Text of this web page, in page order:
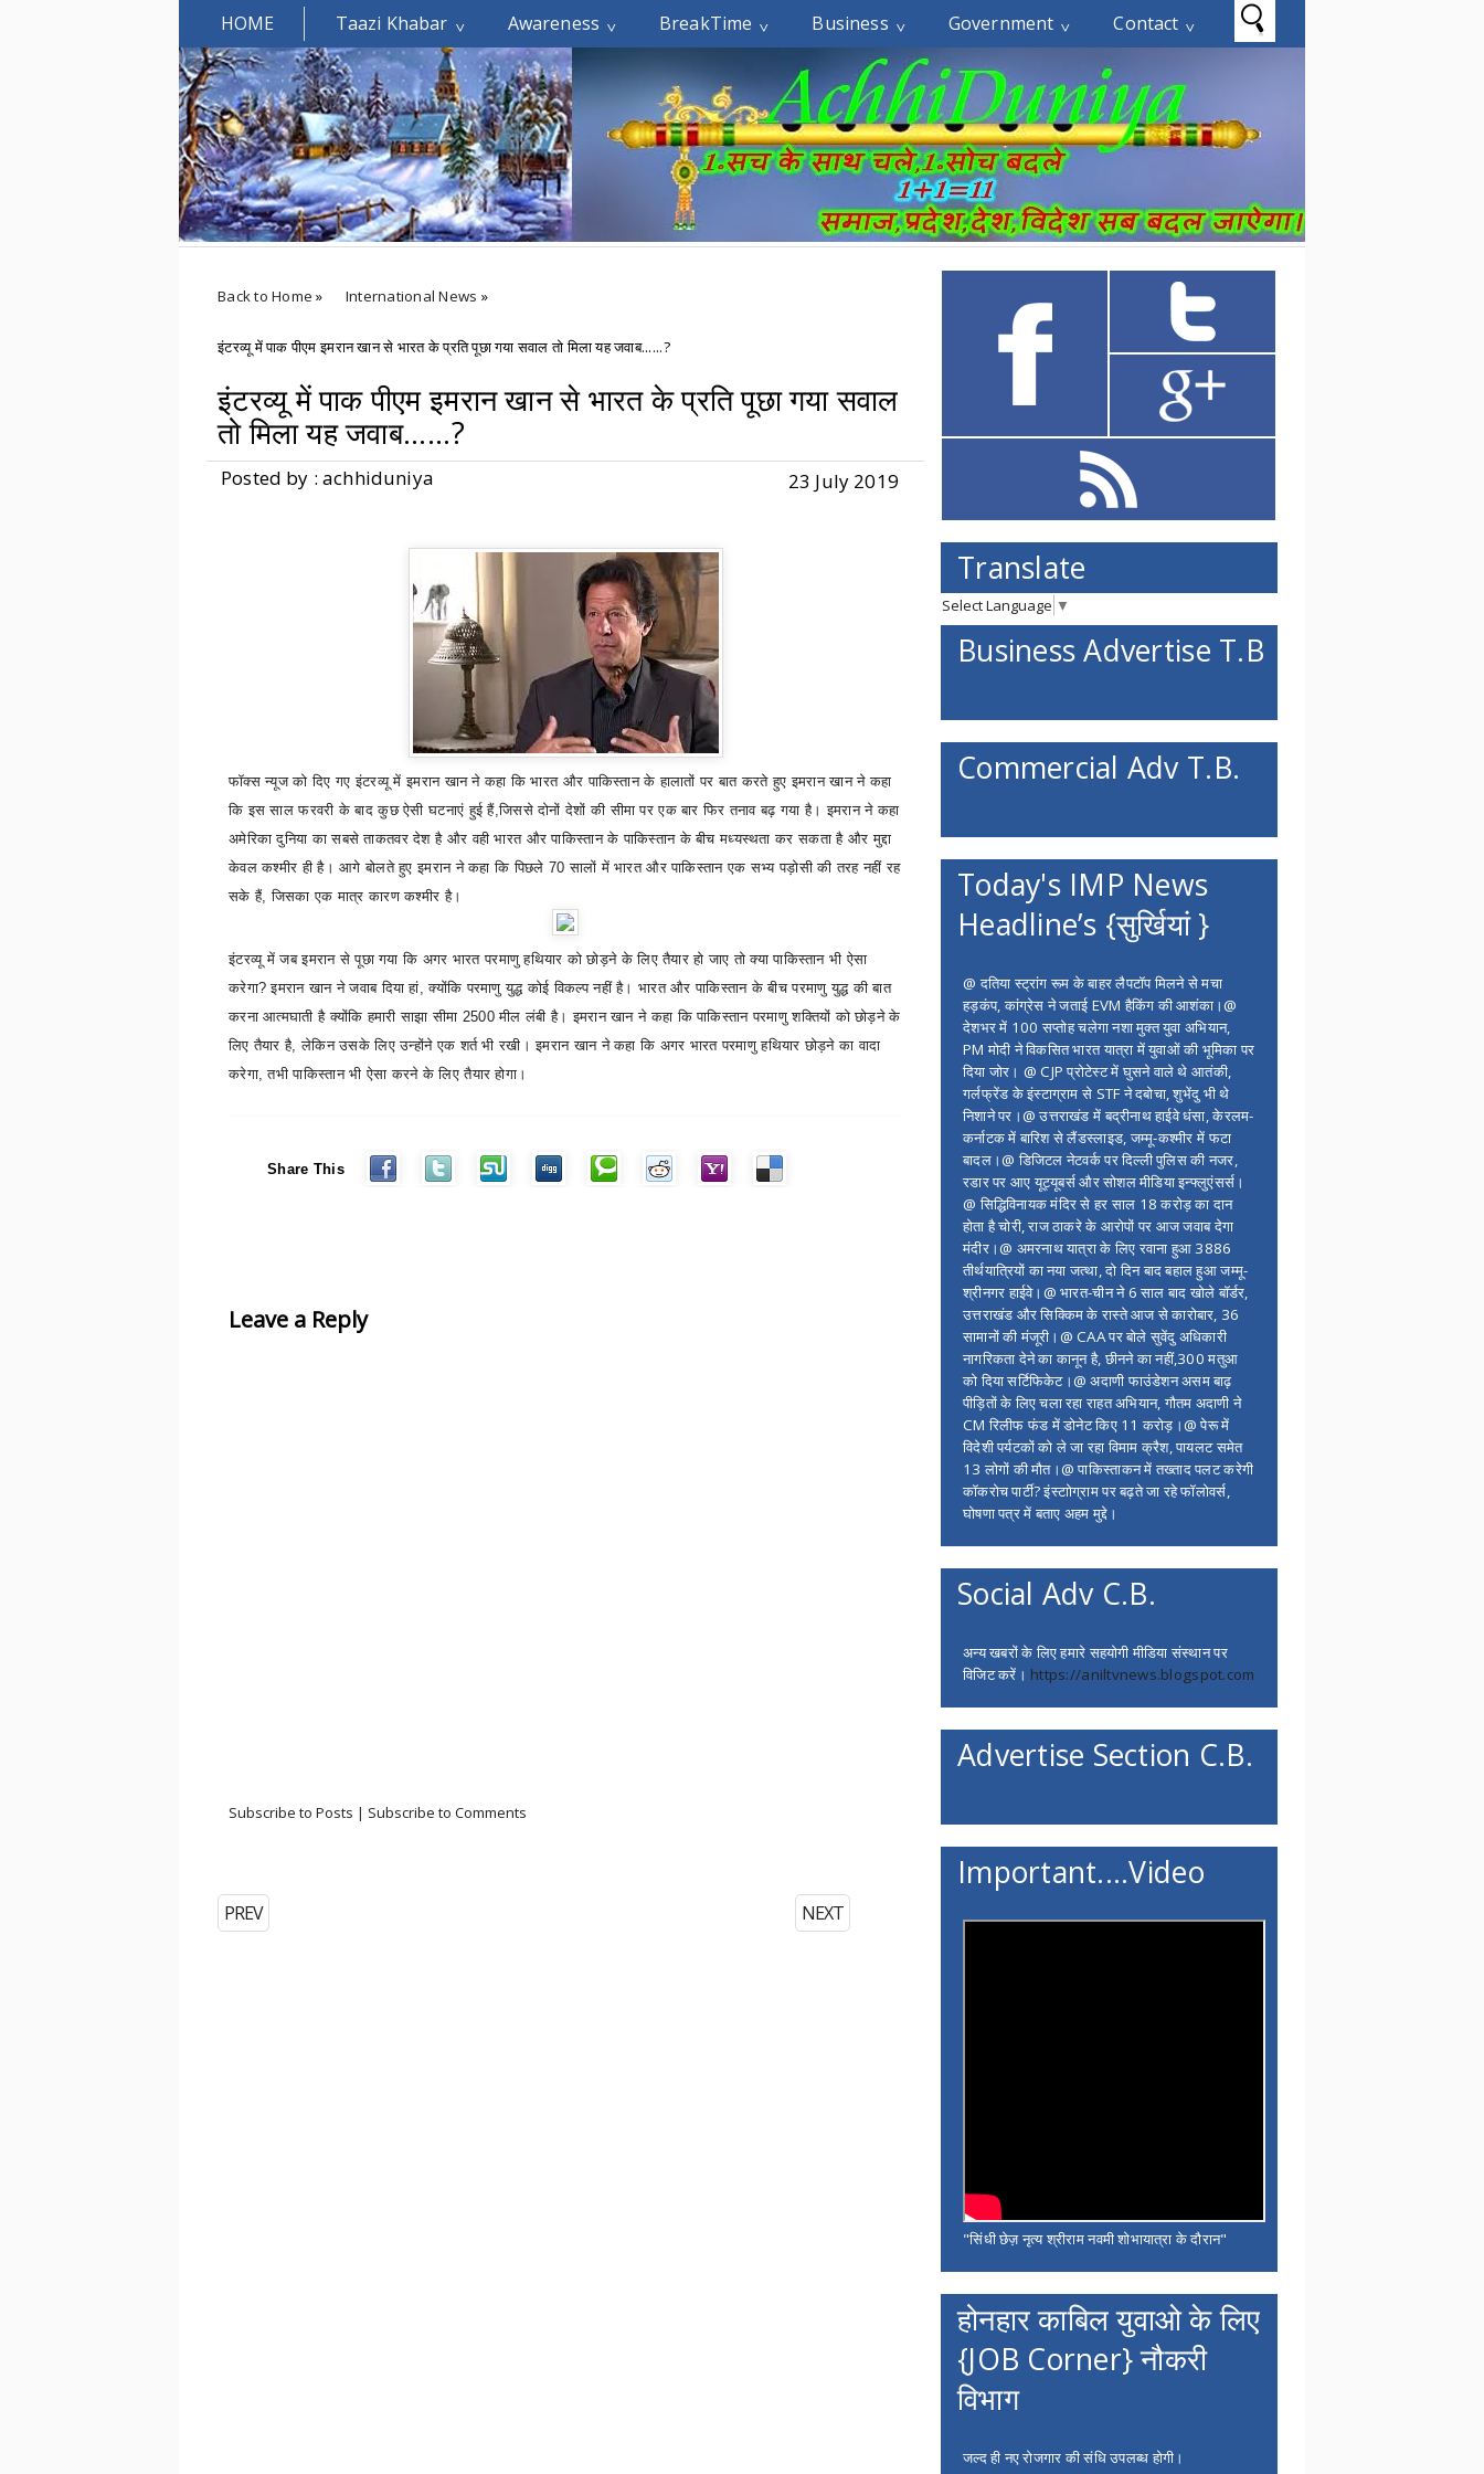
HOME Taazi Khabar Awareness BreakTime Business Government Contact
Welcomes You.....
Back to Home » International News »
इंटरव्यू में पाक पीएम इमरान खान से भारत के प्रति पूछा गया सवाल तो मिला यह जवाब......?
इंटरव्यू में पाक पीएम इमरान खान से भारत के प्रति पूछा गया सवाल
तो मिला यह जवाब......?
Posted by : achhiduniya 23 July 2019
फॉक्स न्यूज को दिए गए इंटरव्यू में इमरान खान ने कहा कि भारत और पाकिस्तान के हालातों पर बात करते हुए इमरान खान ने कहा
कि इस साल फरवरी के बाद कुछ ऐसी घटनाएं हुई हैं,जिससे दोनों देशों की सीमा पर एक बार फिर तनाव बढ़ गया है ।इमरान ने कहा
अमेरिका दुनिया का सबसे ताकतवर देश है और वही भारत और पाकिस्तान के पाकिस्तान के बीच मध्यस्थता कर सकता है और मुद्दा
केवल कश्मीर ही है। आगे बोलते हुए इमरान ने कहा कि पिछले 70सालों में भारत और पाकिस्तान एक सभ्य पड़ोसी की तरह नहीं रह
सके हैं,जिसका एक मात्र कारण कश्मीर है।
इंटरव्यू में जब इमरान से पूछा गया कि अगर भारत परमाणु हथियार को छोड़ने के लिए तैयार हो जाए तो क्या पाकिस्तान भी ऐसा
करेगा?इमरान खान ने जवाब दिया हां,क्योंकि परमाणु युद्ध कोई विकल्प नहीं है। भारत और पाकिस्तान के बीच परमाणु युद्ध की बात
करना आत्मघाती है क्योंकि हमारी साझा सीमा 2500 मील लंबी है। इमरान खान ने कहा कि पाकिस्तान परमाणु शक्तियों को छोड़ने के
लिए तैयार है,लेकिन उसके लिए उन्होंने एक शर्त भी रखी। इमरान खान ने कहा कि अगर भारत परमाणु हथियार छोड़ने का वादा
करेगा,तभी पाकिस्तान भी ऐसा करने के लिए तैयार होगा।
Share This
Leave a Reply
Subscribe to Posts | Subscribe to Comments
NEXT
PREV
Translate
Select Language ▼
Business Advertise T.B
Commercial Adv T.B.
Today's IMP News
Headline’s {सुर्खियां }
@ दतिया स्ट्रांग रूम के बाहर लैपटॉप मिलने से मचा
हड़कंप, कांग्रेस ने जताई EVM हैकिंग की आशंका।@
देशभर में 100 सप्ताेह चलेगा नशा मुक्त युवा अभियान,
PM मोदी ने विकसित भारत यात्रा में युवाओं की भूमिका पर
दिया जोर। @ CJP प्रोटेस्ट में घुसने वाले थे आतंकी,
गर्लफ्रेंड के इंस्टाग्राम से STF ने दबोचा, शुभेंदु भी थे
निशाने पर।@ उत्तराखंड में बद्रीनाथ हाईवे धंसा, केरलम-
कर्नाटक में बारिश से लैंडस्लाइड, जम्मू-कश्मीर में फटा
बादल।@ डिजिटल नेटवर्क पर दिल्ली पुलिस की नजर,
रडार पर आए यूट्यूबर्स और सोशल मीडिया इन्फ्लुएंसर्स।
@ सिद्धिविनायक मंदिर से हर साल 18 करोड़ का दान
होता है चोरी, राज ठाकरे के आरोपों पर आज जवाब देगा
मंदीर।@ अमरनाथ यात्रा के लिए रवाना हुआ 3886
तीर्थयात्रियों का नया जत्था, दो दिन बाद बहाल हुआ जम्मू-
श्रीनगर हाईवे।@ भारत-चीन ने 6 साल बाद खोले बॉर्डर,
उत्तराखंड और सिक्किम के रास्ते आज से कारोबार, 36
सामानों की मंजूरी।@ CAA पर बोले सुवेंदु अधिकारी
नागरिकता देने का कानून है, छीनने का नहीं,300 मतुआ
को दिया सर्टिफिकेट।@ अदाणी फाउंडेशन असम बाढ़
पीड़ितों के लिए चला रहा राहत अभियान, गौतम अदाणी ने
CM रिलीफ फंड में डोनेट किए 11 करोड़।@ पेरू में
विदेशी पर्यटकों को ले जा रहा विमाम क्रैश, पायलट समेत
13 लोगों की मौत।@ पाकिस्ताकन में तख्ताद पलट करेगी
कॉकरोच पार्टी? इंस्टाोग्राम पर बढ़ते जा रहे फॉलोवर्स,
घोषणा पत्र में बताए अहम मुद्दे।
Social Adv C.B.
अन्य खबरों के लिए हमारे सहयोगी मीडिया संस्थान पर
विजिट करें। https://aniltvnews.blogspot.com
Advertise Section C.B.
Important....Video
"सिंधी छेज़ नृत्य श्रीराम नवमी शोभायात्रा के दौरान"
होनहार काबिल युवाओ के लिए
{JOB Corner} नौकरी
विभाग
जल्द ही नए रोजगार की संधि उपलब्ध होगी।